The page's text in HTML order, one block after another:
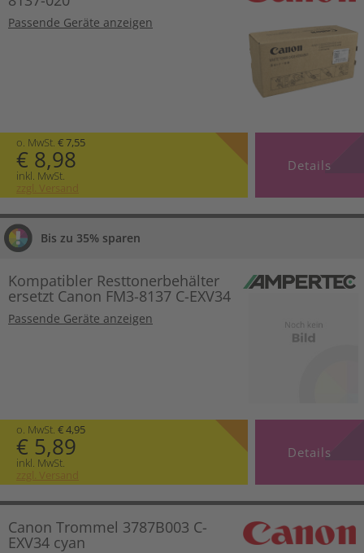
Passende Geräte anzeigen
o. MwSt. € 7,55
€ 8,98
inkl. MwSt.
zzgl. Versand
Details
Bis zu 35% sparen
Kompatibler Resttonerbehälter
ersetzt Canon FM3-8137 C-EXV34
Passende Geräte anzeigen
o. MwSt. € 4,95
€ 5,89
inkl. MwSt.
zzgl. Versand
Details
Canon Trommel 3787B003 C-
EXV34 cyan